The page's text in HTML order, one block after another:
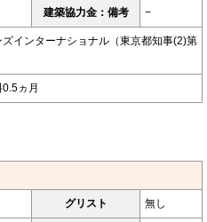
建築協力金：備考 −
インターナショナル（東京都知事(2)第
ヵ月
グリスト 無し